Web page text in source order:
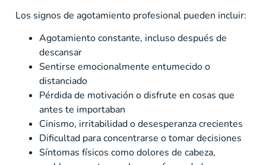
Los signos de agotamiento profesional pueden incluir:
Agotamiento constante, incluso después de
descansar
Sentirse emocionalmente entumecido o
distanciado
Pérdida de motivación o disfrute en cosas que
antes te importaban
Cinismo, irritabilidad o desesperanza crecientes
Dificultad para concentrarse o tomar decisiones
Síntomas físicos como dolores de cabeza,